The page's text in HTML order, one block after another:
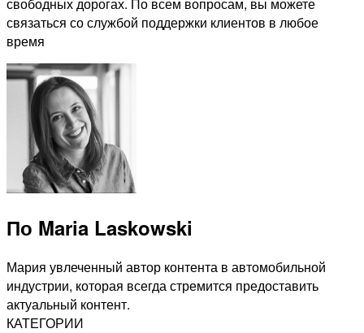
связаться со службой поддержки клиентов в любое
время
По Maria Laskowski
Мария увлеченный автор контента в автомобильной
индустрии, которая всегда стремится предоставить
актуальный контент.
КАТЕГОРИИ